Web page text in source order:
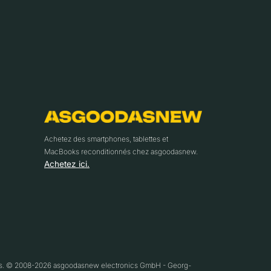
Achetez des smartphones, tablettes et
MacBooks reconditionnés chez asgoodasnew.
Achetez ici.
© 2008-2026 asgoodasnew electronics GmbH - Georg-